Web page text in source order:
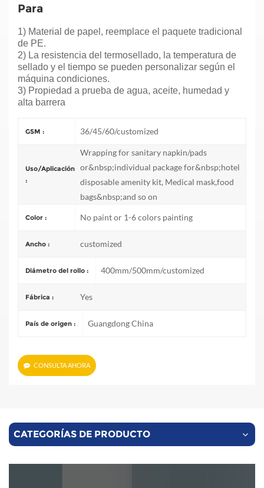
Para
1) Material de papel, reemplace el paquete tradicional
de PE.
2) La resistencia del termosellado, la temperatura de
sellado y el tiempo se pueden personalizar según el
máquina condiciones.
3) Propiedad a prueba de agua, aceite, humedad y
alta barrera
GSM : 36/45/60/customized
Uso/Aplicación
:
Wrapping for sanitary napkin/pads
or&nbsp;individual package for&nbsp;hotel
disposable amenity kit, Medical mask,food
bags&nbsp;and so on
Color : No paint or 1-6 colors painting
Ancho : customized
Diámetro del rollo : 400mm/500mm/customized
Fábrica : Yes
País de origen : Guangdong China
CONSULTA AHORA
CATEGORÍAS DE PRODUCTO